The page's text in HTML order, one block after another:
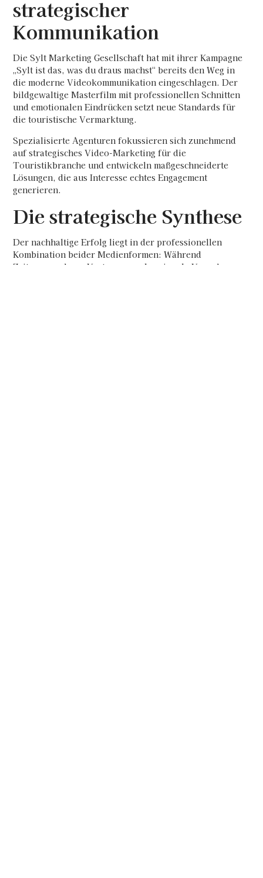
strategischer
Kommunikation
Die Sylt Marketing Gesellschaft hat mit ihrer Kampagne
„Sylt ist das, was du draus machst“ bereits den Weg in
die moderne Videokommunikation eingeschlagen. Der
bildgewaltige Masterfilm mit professionellen Schnitten
und emotionalen Eindrücken setzt neue Standards für
die touristische Vermarktung.
Spezialisierte Agenturen fokussieren sich zunehmend
auf strategisches Video-Marketing für die
Touristikbranche und entwickeln maßgeschneiderte
Lösungen, die aus Interesse echtes Engagement
generieren.
Die strategische Synthese
Der nachhaltige Erfolg liegt in der professionellen
Kombination beider Medienformen: Während
Zeitungswerbung Vertrauen und regionale Verankerung